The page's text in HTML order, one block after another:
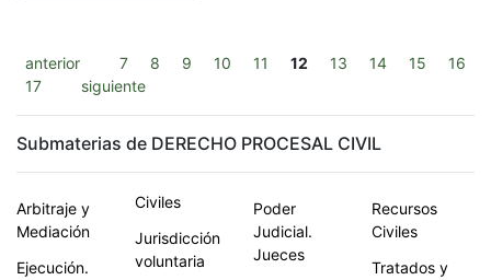
anterior 7 8 9 10 11 12 13 14 15
16
17
siguiente
Submaterias de DERECHO PROCESAL CIVIL
Arbitraje y
Mediación
Ejecución.
Civiles
Jurisdicción
voluntaria
Poder
Judicial.
Jueces
Recursos
Civiles
Tratados y